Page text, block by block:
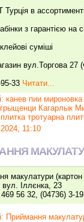
в
з гарантією на
суміші
вул.Торгова 27
33 Читати...
канев пии
Кагарлык
плитка тротуарна
11:10
макулатури (картон
вул. Іллєнка, 23
56 32, (04736) 3-
Приймання